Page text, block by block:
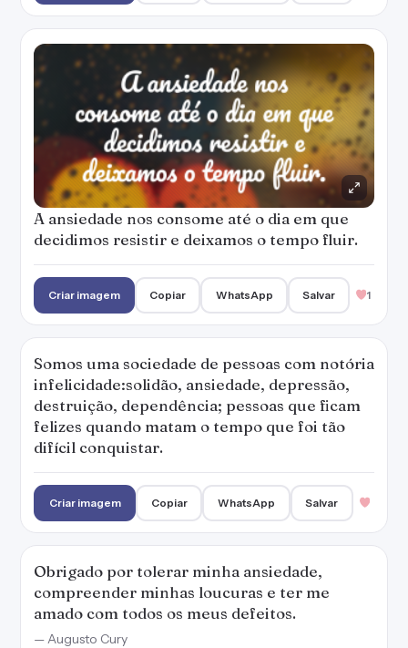
A ansiedade nos consome até o dia em que
decidimos resistir e deixamos o tempo fluir.
Criar imagem Copiar WhatsApp Salvar 1
Somos uma sociedade de pessoas com notória
infelicidade:solidão, ansiedade, depressão,
destruição, dependência; pessoas que ficam
felizes quando matam o tempo que foi tão
difícil conquistar.
Criar imagem Copiar WhatsApp Salvar
Obrigado por tolerar minha ansiedade,
compreender minhas loucuras e ter me
amado com todos os meus defeitos.
— Augusto Cury